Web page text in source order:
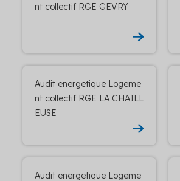
nt collectif RGE GEVRY
Audit energetique Logeme
nt collectif RGE LA CHAILL
EUSE
Audit energetique Logeme